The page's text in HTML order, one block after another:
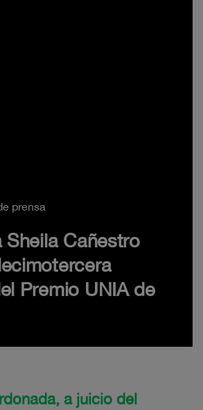
prensa
Sheila Cañestro
Premio UNIA de
a juicio del